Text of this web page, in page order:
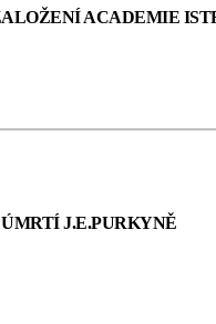
ACADEMIE
ÚMRTÍ J.E.PURKYNĚ